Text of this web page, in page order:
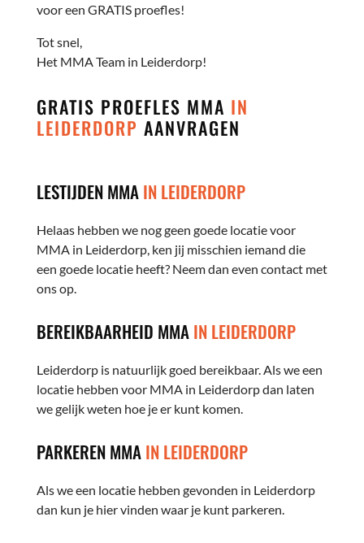
voor een GRATIS proefles!
Tot snel,
Het MMA Team in Leiderdorp!
GRATIS PROEFLES MMA IN
LEIDERDORP AANVRAGEN
LESTIJDEN MMAIN LEIDERDORP
Helaas hebben we nog geen goede locatie voor
MMA in Leiderdorp, ken jij misschien iemand die
een goede locatie heeft? Neem dan even contact met
ons op.
BEREIKBAARHEID MMAIN LEIDERDORP
Leiderdorp is natuurlijk goed bereikbaar. Als we een
locatie hebben voor MMA in Leiderdorp dan laten
we gelijk weten hoe je er kunt komen.
PARKEREN MMAIN LEIDERDORP
Als we een locatie hebben gevonden in Leiderdorp
dan kun je hier vinden waar je kunt parkeren.